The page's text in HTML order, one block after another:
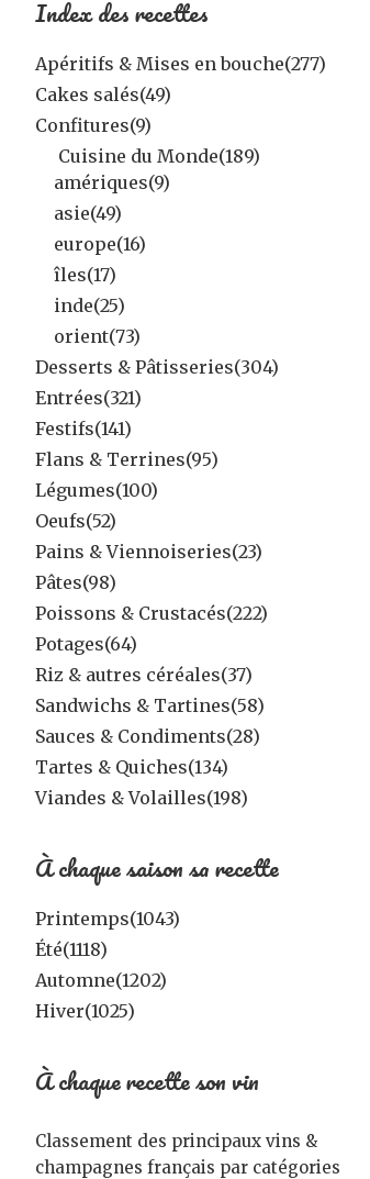
Index des recettes
Apéritifs & Mises en bouche(277)
Cakes salés(49)
Confitures(9)
Cuisine du Monde(189)
amériques(9)
asie(49)
europe(16)
îles(17)
inde(25)
orient(73)
Desserts & Pâtisseries(304)
Entrées(321)
Festifs(141)
Flans & Terrines(95)
Légumes(100)
Oeufs(52)
Pains & Viennoiseries(23)
Pâtes(98)
Poissons & Crustacés(222)
Potages(64)
Riz & autres céréales(37)
Sandwichs & Tartines(58)
Sauces & Condiments(28)
Tartes & Quiches(134)
Viandes & Volailles(198)
À chaque saison sa recette
Printemps(1043)
Été(1118)
Automne(1202)
Hiver(1025)
À chaque recette son vin
Classement des principaux vins &
champagnes français par catégories